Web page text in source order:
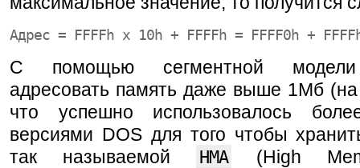
Адрес = FFFFh x 10h + FFFFh = FFFF0h +
С помощью сегментной
адресовать память даже выше 1Мб (на
что успешно использовалось
версиями DOS для того чтобы
так называемой
HMA
(High